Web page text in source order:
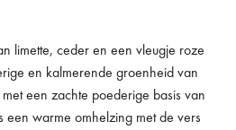
limette, ceder en een vleugje roze
en kalmerende groenheid van
een zachte poederige basis van
een warme omhelzing met de vers